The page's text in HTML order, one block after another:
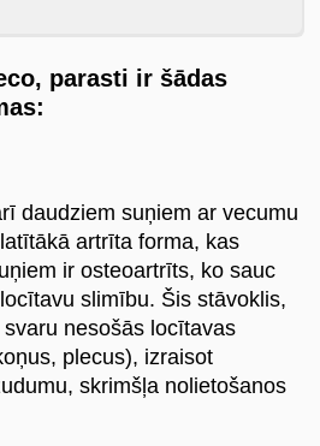
parasti ir šādas
daudziem suņiem ar vecumu
artrīta forma, kas
ir osteoartrīts, ko sauc
slimību. Šis stāvoklis,
nesošās locītavas
plecus), izraisot
skrimšļa nolietošanos